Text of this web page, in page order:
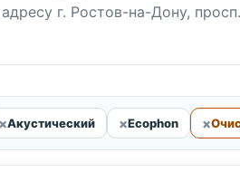
г. Ростов-на-Дону,
Акустический Ecophon